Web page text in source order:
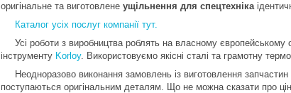
оригінальне та виготовлене ущільнення для спецтехніка
Каталог усіх послуг компанії тут.
Усі роботи з виробництва роблять на власному європейському
інструменту Korloy. Використовуємо якісні сталі та грамотну
Неодноразово виконання замовлень із виготовлення запчастин
поступаються оригінальним деталям. Що не можна сказати про